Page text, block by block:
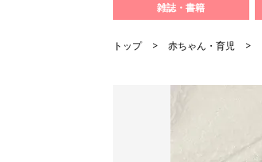
雑誌・書籍
トップ 赤ちゃん・育児